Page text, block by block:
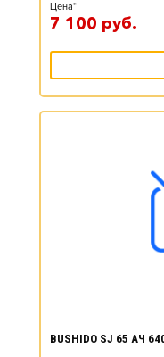
Цена*
7 100 руб.
BUSHIDO SJ 65 АЧ